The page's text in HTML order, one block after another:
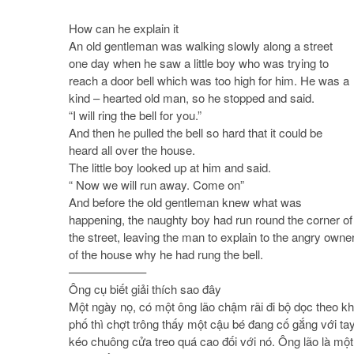
How can he explain it
An old gentleman was walking slowly along a street
one day when he saw a little boy who was trying to
reach a door bell which was too high for him. He was a
kind – hearted old man, so he stopped and said.
“I will ring the bell for you.”
And then he pulled the bell so hard that it could be
heard all over the house.
The little boy looked up at him and said.
“ Now we will run away. Come on”
And before the old gentleman knew what was
happening, the naughty boy had run round the corner of
the street, leaving the man to explain to the angry
of the house why he had rung the bell.
——————–
Ông cụ biết giải thích sao đây
Một ngày nọ, có một ông lão chậm rãi đi bộ dọc theo
phố thì chợt trông thấy một cậu bé đang cố gắng với tay
kéo chuông cửa treo quá cao đối với nó. Ông lão là một